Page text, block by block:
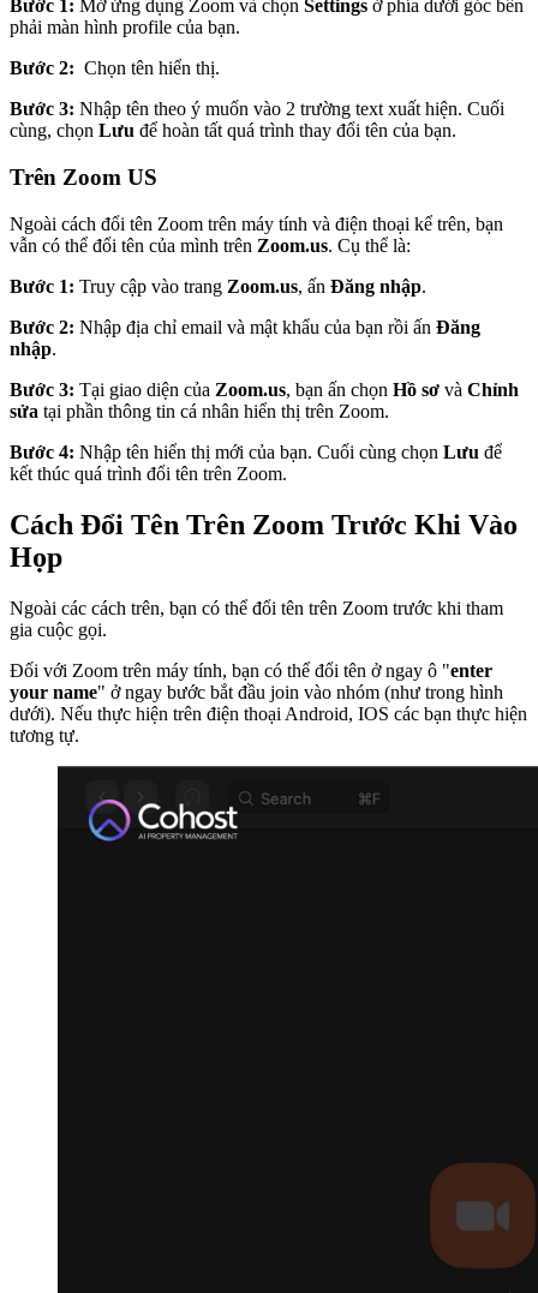
Bước 1: Mở ứng dụng Zoom và chọn Settings ở phía dưới góc bên
phải màn hình profile của bạn.
Bước 2: Chọn tên hiển thị.
Bước 3: Nhập tên theo ý muốn vào 2 trường text xuất hiện. Cuối
cùng, chọn Lưu để hoàn tất quá trình thay đổi tên của bạn.
Trên Zoom US
Ngoài cách đổi tên Zoom trên máy tính và điện thoại kể trên, bạn
vẫn có thể đổi tên của mình trên Zoom.us. Cụ thể là:
Bước 1: Truy cập vào trang Zoom.us, ấn Đăng nhập.
Bước 2: Nhập địa chỉ email và mật khẩu của bạn rồi ấn Đăng
nhập.
Bước 3: Tại giao diện của Zoom.us, bạn ấn chọn Hồ sơ và Chỉnh
sửa tại phần thông tin cá nhân hiển thị trên Zoom.
Bước 4: Nhập tên hiển thị mới của bạn. Cuối cùng chọn Lưu để
kết thúc quá trình đổi tên trên Zoom.
Cách Đổi Tên Trên Zoom Trước Khi Vào
Họp
Ngoài các cách trên, bạn có thể đổi tên trên Zoom trước khi tham
gia cuộc gọi.
Đối với Zoom trên máy tính, bạn có thể đổi tên ở ngay ô "enter
your name" ở ngay bước bắt đầu join vào nhóm (như trong hình
dưới). Nếu thực hiện trên điện thoại Android, IOS các bạn thực hiện
tương tự.